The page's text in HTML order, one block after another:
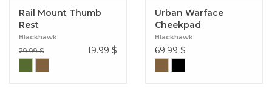
Rail Mount Thumb
Rest
Blackhawk
29.99 $ 19.99 $
Urban Warface
Cheekpad
Blackhawk
69.99 $